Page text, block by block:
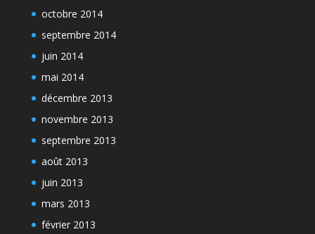
octobre 2014
septembre 2014
juin 2014
mai 2014
décembre 2013
novembre 2013
septembre 2013
août 2013
juin 2013
mars 2013
février 2013